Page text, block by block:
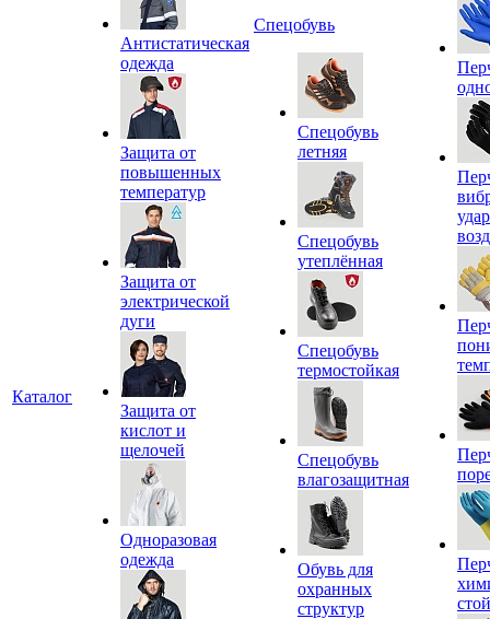
Каталог
Антистатическая
одежда
Защита от
повышенных
температур
Защита от
электрической
дуги
Защита от
кислот и
щелочей
Одноразовая
одежда
Спецобувь
Спецобувь
летняя
Спецобувь
утеплённая
Спецобувь
термостойкая
Спецобувь
влагозащитная
Обувь для
охранных
структур